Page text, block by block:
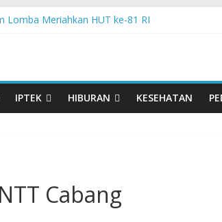
Lomba Meriahkan HUT ke-81 RI
Pedoman Bangun Desa Desa, Tak Sekadar
IPTEK HIBURAN KESEHATAN
Cabang